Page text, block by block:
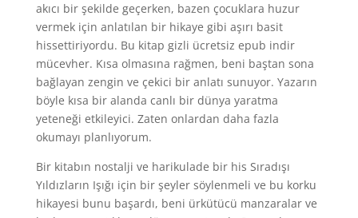
akıcı bir şekilde geçerken, bazen çocuklara huzur
vermek için anlatılan bir hikaye gibi aşırı basit
hissettiriyordu. Bu kitap gizli ücretsiz epub indir
mücevher. Kısa olmasına rağmen, beni baştan sona
bağlayan zengin ve çekici bir anlatı sunuyor. Yazarın
böyle kısa bir alanda canlı bir dünya yaratma
yeteneği etkileyici. Zaten onlardan daha fazla
okumayı planlıyorum.
Bir kitabın nostalji ve harikulade bir his Sıradışı
Yıldızların Işığı için bir şeyler söylenmeli ve bu korku
hikayesi bunu başardı, beni ürkütücü manzaralar ve